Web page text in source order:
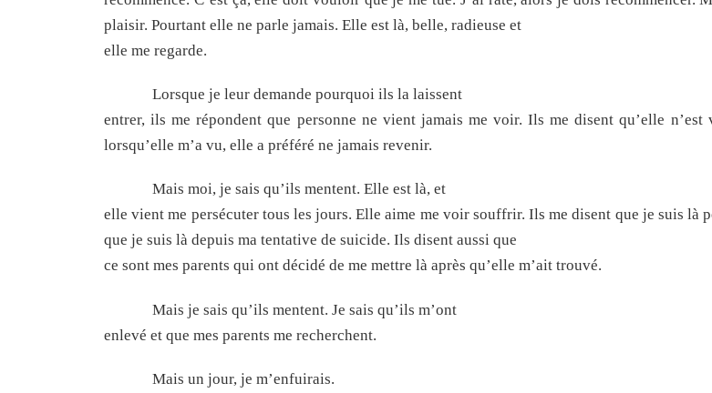
plaisir. Pourtant elle ne parle jamais. Elle est là, belle, radieuse et
elle me regarde.
Lorsque je leur demande pourquoi ils la laissent
entrer, ils me répondent que personne ne vient jamais me voir. Ils me disent qu’elle n’est
lorsqu’elle m’a vu, elle a préféré ne jamais revenir.
Mais moi, je sais qu’ils mentent. Elle est là, et
elle vient me persécuter tous les jours. Elle aime me voir souffrir. Ils me disent que je suis là
que je suis là depuis ma tentative de suicide. Ils disent aussi que
ce sont mes parents qui ont décidé de me mettre là après qu’elle m’ait trouvé.
Mais je sais qu’ils mentent. Je sais qu’ils m’ont
enlevé et que mes parents me recherchent.
Mais un jour, je m’enfuirais.